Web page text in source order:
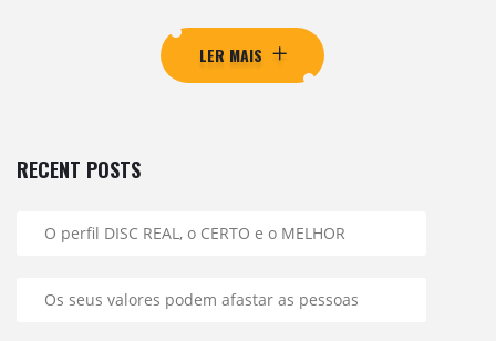
LER MAIS
RECENT POSTS
O perfil DISC REAL, o CERTO e o MELHOR
Os seus valores podem afastar as pessoas